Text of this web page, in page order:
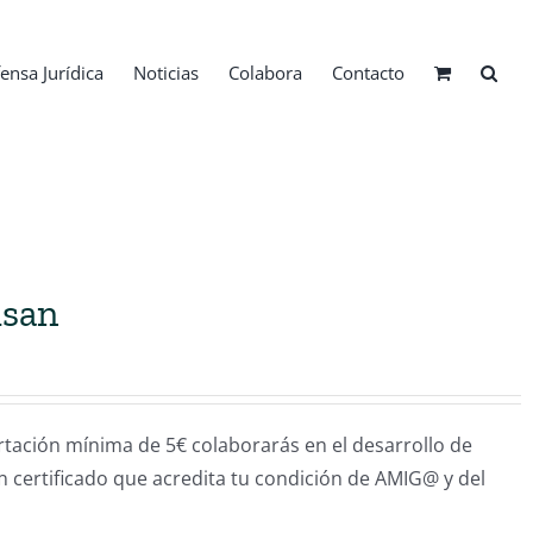
Jurídica Noticias Colabora Contacto
mínima de 5€ colaborarás en el desarrollo de
que acredita tu condición de AMIG@ y del